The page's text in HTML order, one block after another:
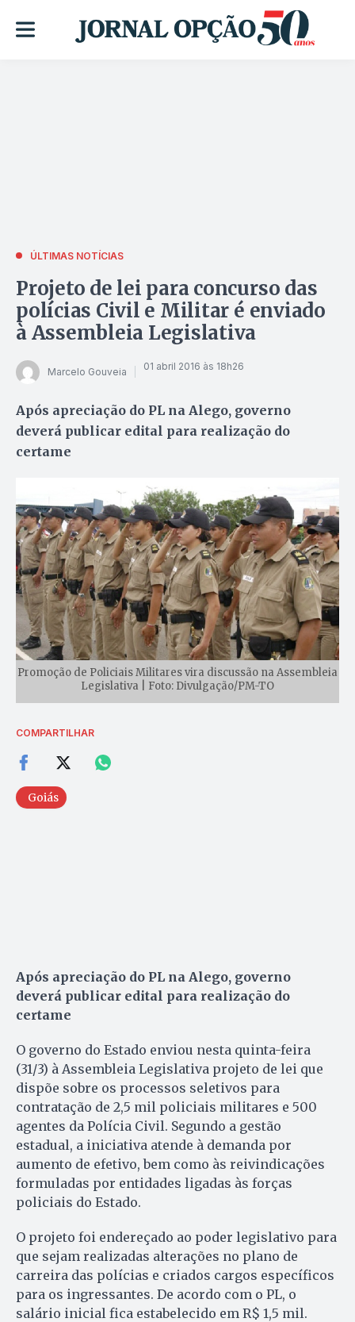
ÚLTIMAS NOTÍCIAS
Projeto de lei para concurso das
polícias Civil e Militar é enviado
à Assembleia Legislativa
Marcelo Gouveia 01 abril 2016 às 18h26
Após apreciação do PL na Alego, governo
deverá publicar edital para realização do
certame
Promoção de Policiais Militares vira discussão na Assembleia
Legislativa | Foto: Divulgação/PM-TO
COMPARTILHAR
Goiás
Após apreciação do PL na Alego, governo
deverá publicar edital para realização do
certame
O governo do Estado enviou nesta quinta-feira
(31/3) à Assembleia Legislativa projeto de lei que
dispõe sobre os processos seletivos para
contratação de 2,5 mil policiais militares e 500
agentes da Polícia Civil. Segundo a gestão
estadual, a iniciativa atende à demanda por
aumento de efetivo, bem como às reivindicações
formuladas por entidades ligadas às forças
policiais do Estado.
O projeto foi endereçado ao poder legislativo para
que sejam realizadas alterações no plano de
carreira das polícias e criados cargos específicos
para os ingressantes. De acordo com o PL, o
salário inicial fica estabelecido em R$ 1,5 mil.